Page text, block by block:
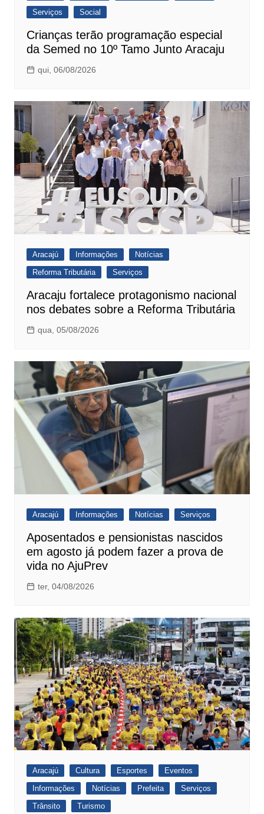
Serviços
Social
Crianças terão programação especial
da Semed no 10º Tamo Junto Aracaju
qui, 06/08/2026
Aracajú Informações
Notícias
Reforma Tributária
Serviços
Aracaju fortalece protagonismo nacional
nos debates sobre a Reforma Tributária
qua, 05/08/2026
Aracajú Informações Notícias Serviços
Aposentados e pensionistas nascidos
em agosto já podem fazer a prova de
vida no AjuPrev
ter, 04/08/2026
Aracajú Cultura Esportes
Eventos
Informações
Notícias Prefeita
Serviços
Trânsito
Turismo